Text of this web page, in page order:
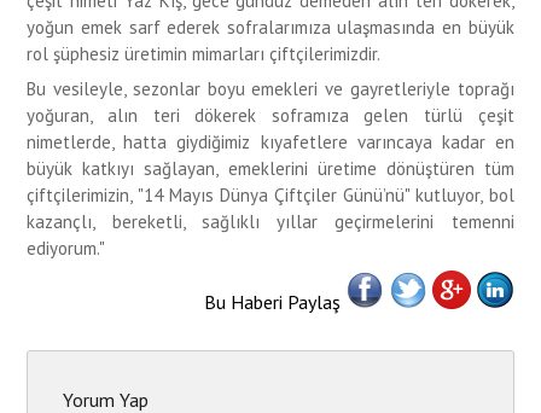
yoğun emek sarf ederek sofralarımıza ulaşmasında en büyük
rol şüphesiz üretimin mimarları çiftçilerimizdir.
Bu vesileyle, sezonlar boyu emekleri ve gayretleriyle toprağı
yoğuran, alın teri dökerek soframıza gelen türlü çeşit
nimetlerde, hatta giydiğimiz kıyafetlere varıncaya kadar en
büyük katkıyı sağlayan, emeklerini üretime dönüştüren tüm
çiftçilerimizin, "14 Mayıs Dünya Çiftçiler Günü’nü" kutluyor, bol
kazançlı, bereketli, sağlıklı yıllar geçirmelerini temenni
ediyorum."
Bu Haberi Paylaş
Yorum Yap